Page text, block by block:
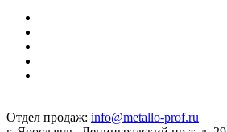
Отдел продаж: info@metallo-prof.ru